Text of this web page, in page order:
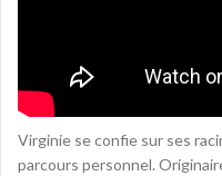
Virginie se confie sur ses
parcours personnel.